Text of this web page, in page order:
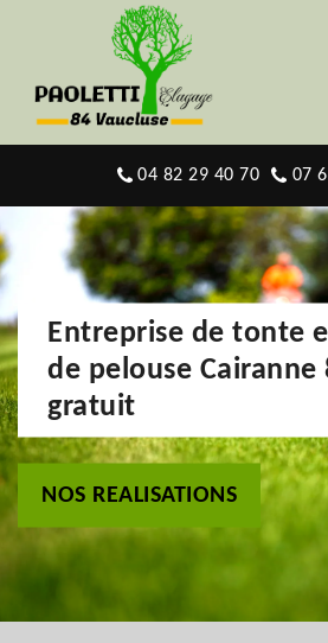
04 82 29 40 70 07
Entreprise de tonte
de pelouse Cairanne
gratuit
NOS REALISATIONS